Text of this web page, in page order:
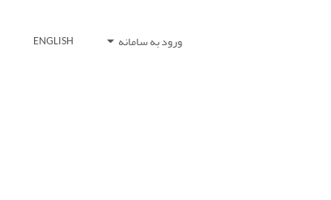
ورود به سامانه ENGLISH